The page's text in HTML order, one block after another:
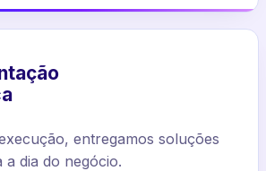
entregamos soluções
a dia do negócio.